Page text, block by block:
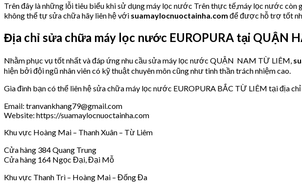
Trên đây là những lỗi tiêu biểu khi sử dụng máy lọc nước Trên thực tế,máy lọc nước
không thể tự sửa chữa hãy liên hệ với suamaylocnuoctainha.com để được hỗ trợ tốt
Địa chỉ sửa chữa máy lọc nước EUROPURA tại QUẬN
Nhằm phục vụ tốt nhất và đáp ứng nhu cầu sửa máy lọc nước QUẬN NAM TỪ LIÊM,
hiện bởi đội ngũ nhân viên có kỹ thuật chuyên môn cũng như tinh thần trách nhiệm cao.
Gia đình bạn có thể liên hệ sửa chữa máy lọc nước EUROPURA BẮC TỪ LIÊM tại địa
Email: tranvankhang79@gmail.com
Website: https://suamaylocnuoctainha.com
Khu vực Hoàng Mai – Thanh Xuân – Từ Liêm
Cửa hàng 384 Quang Trung
Cửa hàng 164 Ngọc Đại, Đại Mỗ
Khu vực Thanh Trì – Hoàng Mai – Đống Đa